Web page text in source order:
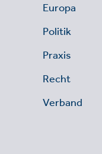
Europa
Politik
Praxis
Recht
Verband